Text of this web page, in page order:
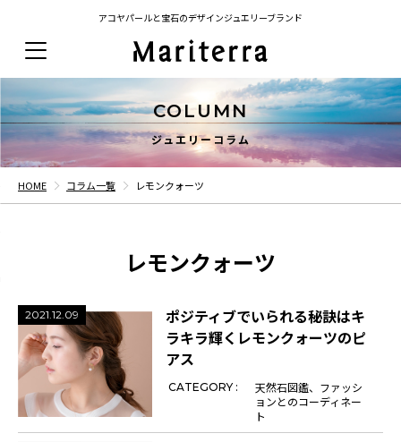
アコヤパールと宝石のデザインジュエリーブランド
COLUMN
ジュエリーコラム
HOME コラム一覧 レモンクォーツ
レモンクォーツ
2021.12.09
ポジティブでいられる秘訣はキ
ラキラ輝くレモンクォーツのピ
アス
CATEGORY : 天然石図鑑
ファッシ
ョンとのコーディネー
ト